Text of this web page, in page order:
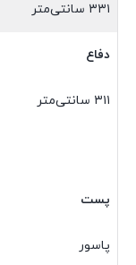
۳۳۱ سانتی‌متر
دفاع
۳۱۱ سانتی‌متر
پست
پاسور